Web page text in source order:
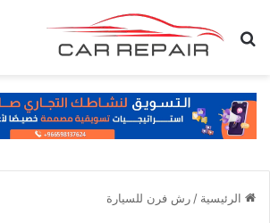
بحث عن
الرئيسية / رش فرن للسيارة